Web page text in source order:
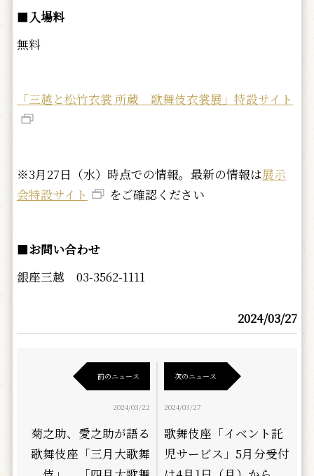
■ 入場料
無料
「三越と松竹衣裳 所蔵 歌舞伎衣裳展」特設サイト
※3月27日（水）時点での情報。最新の情報は展示
会特設サイト
をご確認ください
■お問い合わせ
銀座三越 03-3562-1111
2024/03/27
前のニュース
2024/03/22
菊之助、愛之助が語る
歌舞伎座「三月大歌舞
次のニュース
2024/03/27
歌舞伎座「イベント託
児サービス」5月分受付